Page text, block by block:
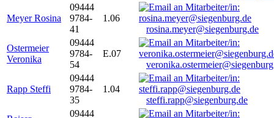
Meyer Rosina
09444
9784-
41
1.06
rosina.meyer@siegenburg.de
Ostermeier
Veronika
09444
9784-
54
E.07
Rapp Steffi
09444
9784-
35
1.04
steffi.rapp@siegenburg.de
09444